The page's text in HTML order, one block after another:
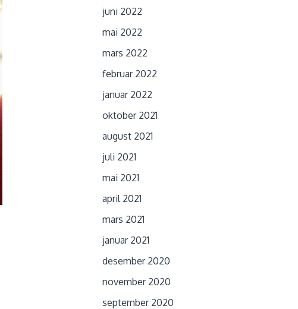
juni 2022
mai 2022
mars 2022
februar 2022
januar 2022
oktober 2021
august 2021
juli 2021
mai 2021
april 2021
mars 2021
januar 2021
desember 2020
november 2020
september 2020